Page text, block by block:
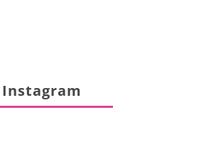
Instagram